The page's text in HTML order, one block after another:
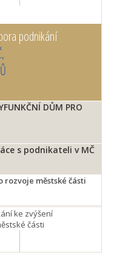
podnikání
DŮM PRO
s podnikateli v MČ
městské části
ke zvýšení
části